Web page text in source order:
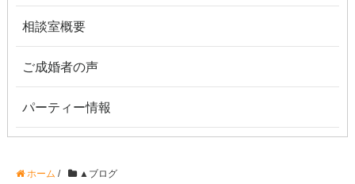
相談室概要
ご成婚者の声
パーティー情報
ホーム / ▲ブログ